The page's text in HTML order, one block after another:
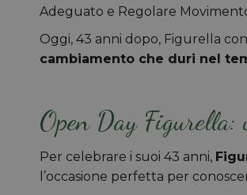
Adeguato e Regolare
Oggi, 43 anni dopo, Figurella
cambiamento che duri nel
Open Day
Per celebrare i suoi 43 anni,
l’occasione perfetta per